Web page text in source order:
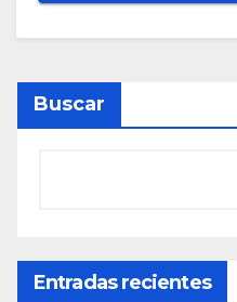
Buscar
Entradas recientes